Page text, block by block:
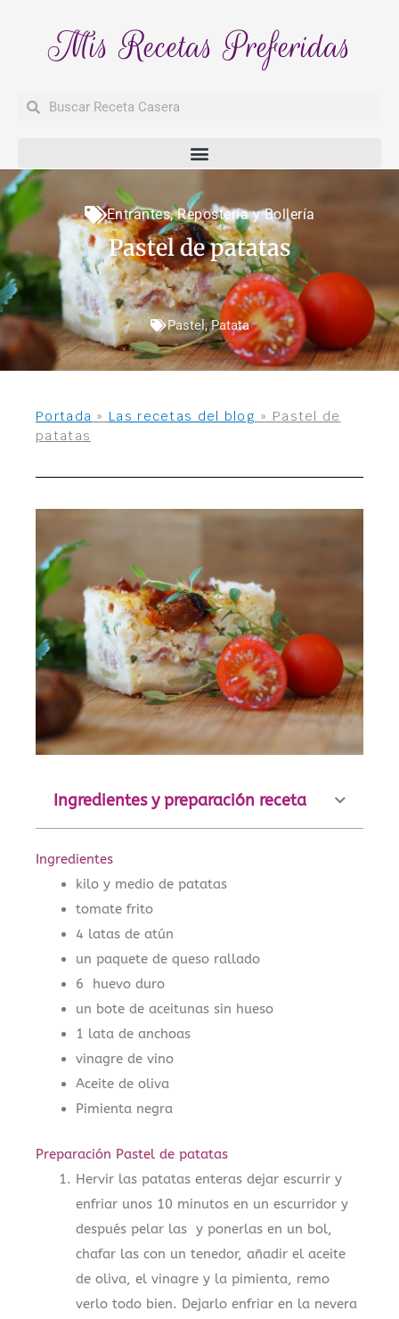
Mis Recetas Preferidas
BuscarBuscar
Entrantes,Repostería y Bollería
Pastel de patatas
Pastel,Patata
Portada » Las recetas del blog » Pastel de
patatas
Ingredientes y preparación receta
Ingredientes
kilo y medio de patatas
tomate frito
4 latas de atún
un paquete de queso rallado
6 huevo duro
un bote de aceitunas sin hueso
1 lata de anchoas
vinagre de vino
Aceite de oliva
Pimienta negra
Preparación Pastel de patatas
Hervir las patatas enteras dejar escurrir y
enfriar unos 10 minutos en un escurridor y
después pelar las y ponerlas en un bol,
chafar las con un tenedor, añadir el aceite
de oliva, el vinagre y la pimienta, remo
verlo todo bien. Dejarlo enfriar en la nevera